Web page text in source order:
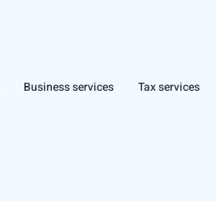
Business services Tax services